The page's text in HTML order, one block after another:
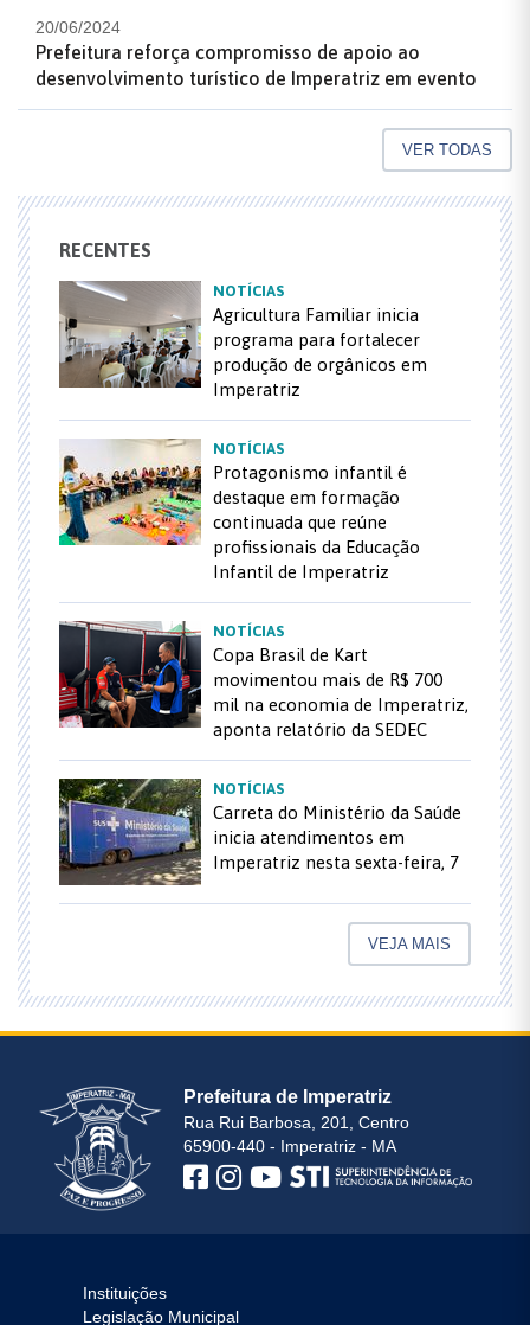
20/06/2024
Prefeitura reforça compromisso de apoio ao
desenvolvimento turístico de Imperatriz em evento
VER TODAS
RECENTES
NOTÍCIAS
Agricultura Familiar inicia
programa para fortalecer
produção de orgânicos em
Imperatriz
NOTÍCIAS
Protagonismo infantil é
destaque em formação
continuada que reúne
profissionais da Educação
Infantil de Imperatriz
NOTÍCIAS
Copa Brasil de Kart
movimentou mais de R$ 700
mil na economia de Imperatriz,
aponta relatório da SEDEC
NOTÍCIAS
Carreta do Ministério da Saúde
inicia atendimentos em
Imperatriz nesta sexta-feira, 7
VEJA MAIS
Prefeitura de Imperatriz
Rua Rui Barbosa, 201, Centro
65900-440 - Imperatriz - MA
Instituições
Legislação Municipal